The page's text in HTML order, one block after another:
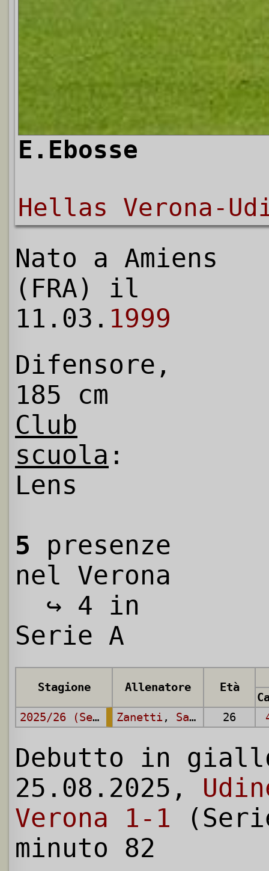
E.Ebosse
Hellas Verona-
Nato a Amiens
(FRA) il
11.03. 1999
Difensore,
185 cm
Club
scuola :
Lens
5 presenze
nel Verona
↪ 4 in
Serie A
Stagione Allenatore Età
2025/26 (Serie A) Zanetti, Sammarco 26
Debutto in
25.08.2025,
Verona 1-1
minuto 82